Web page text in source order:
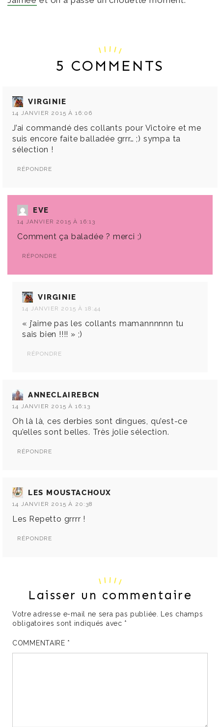
5 COMMENTS
VIRGINIE
14 JANVIER 2015 À 16:06
J’ai commandé des collants pour Victoire et me
suis encore faite balladée grrr… ;) sympa ta
sélection !
RÉPONDRE
EVE
14 JANVIER 2015 À 16:13
Comment ça baladée ? merci ;)
RÉPONDRE
VIRGINIE
14 JANVIER 2015 À 18:44
« j’aime pas les collants mamannnnnn tu
sais bien !!!! » ;)
RÉPONDRE
ANNECLAIREBCN
14 JANVIER 2015 À 16:13
Oh là là, ces derbies sont dingues, qu’est-ce
qu’elles sont belles. Très jolie sélection.
RÉPONDRE
LES MOUSTACHOUX
14 JANVIER 2015 À 20:38
Les Repetto grrrr !
RÉPONDRE
Laisser un commentaire
Votre adresse e-mail ne sera pas publiée. Les champs
obligatoires sont indiqués avec *
COMMENTAIRE *